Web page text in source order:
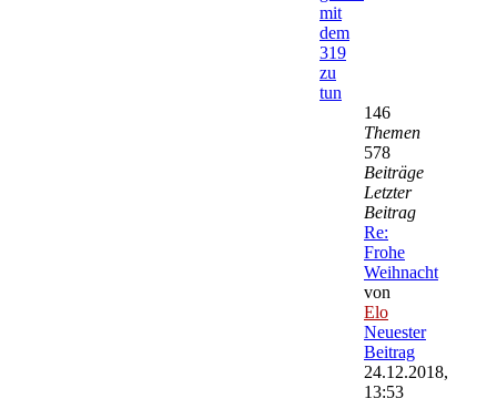
mit
dem
319
zu
tun
146
Themen
578
Beiträge
Letzter
Beitrag
Re:
Frohe
Weihnacht
von
Elo
Neuester
Beitrag
24.12.2018,
13:53